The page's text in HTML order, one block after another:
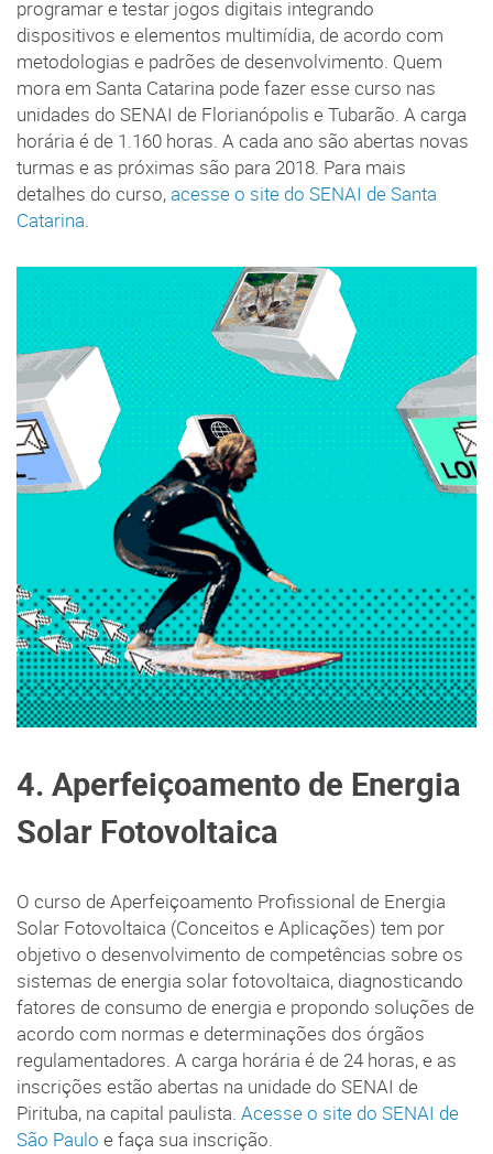
programar e testar jogos digitais integrando
dispositivos e elementos multimídia, de acordo com
metodologias e padrões de desenvolvimento. Quem
mora em Santa Catarina pode fazer esse curso nas
unidades do SENAI de Florianópolis e Tubarão. A carga
horária é de 1.160 horas. A cada ano são abertas novas
turmas e as próximas são para 2018. Para mais
detalhes do curso,acesse o site do SENAI de Santa
Catarina.
4. Aperfeiçoamento de Energia
Solar Fotovoltaica
O curso de Aperfeiçoamento Profissional de Energia
Solar Fotovoltaica (Conceitos e Aplicações) tem por
objetivo o desenvolvimento de competências sobre os
sistemas de energia solar fotovoltaica, diagnosticando
fatores de consumo de energia e propondo soluções de
acordo com normas e determinações dos órgãos
regulamentadores. A carga horária é de 24 horas, e as
inscrições estão abertas na unidade do SENAI de
Pirituba, na capital paulista. Acesse o site do SENAI de
São Paulo e faça sua inscrição.